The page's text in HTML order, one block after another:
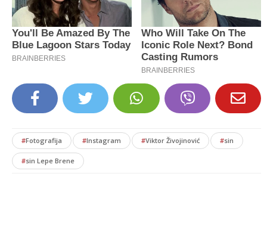
#Fotografija #Instagram #Viktor Živojinović #sin
#sin Lepe Brene